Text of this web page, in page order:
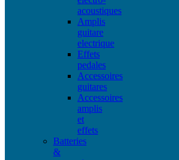
acoustiques
Amplis
guitare
electrique
Effets
pedales
Accessoires
guitares
Accessoires
amplis
et
effets
Batteries
&